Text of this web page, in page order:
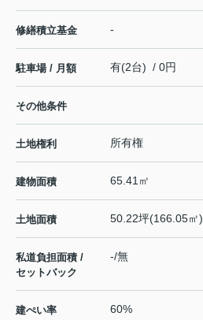
修繕積立基金 -
駐車場 / 月額 有(2台) / 0円
その他条件
土地権利 所有権
建物面積 65.41㎡
土地面積 50.22坪(166.05㎡)
私道負担面積 /
セットバック
-/無
建ぺい率 60%